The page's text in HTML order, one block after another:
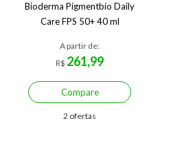
Bioderma Pigmentbio Daily
Care FPS 50+ 40 ml
A partir de:
R$ 261,99
Compare
2 ofertas